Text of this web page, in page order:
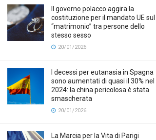
Il governo polacco aggira la
costituzione per il mandato UE sul
“matrimonio” tra persone dello
stesso sesso
20/01/2026
I decessi per eutanasia in Spagna
sono aumentati di quasi il 30% nel
2024: la china pericolosa è stata
smascherata
20/01/2026
La Marcia per la Vita di Parigi